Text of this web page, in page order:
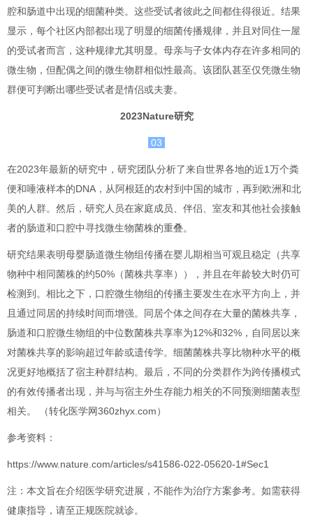
腔和肠道中出现的细菌种类。这些受试者彼此之间都住得很近。结果
显示，每个社区内部都出现了明显的细菌传播规律，并且对同住一屋
的受试者而言，这种规律尤其明显。母亲与子女体内存在许多相同的
微生物，但配偶之间的微生物群相似性最高。该团队甚至仅凭微生物
群便可判断出哪些受试者是情侣或夫妻。
2023Nature研究
03
在2023年最新的研究中，研究团队分析了来自世界各地的近1万个粪
便和唾液样本的DNA，从阿根廷的农村到中国的城市，再到欧洲和北
美的人群。然后，研究人员在家庭成员、伴侣、室友和其他社会接触
者的肠道和口腔中寻找微生物菌株的重叠。
研究结果表明母婴肠道微生物组传播在婴儿期相当可观且稳定（共享
物种中相同菌株的约50%（菌株共享率）），并且在年龄较大时仍可
检测到。相比之下，口腔微生物组的传播主要发生在水平方向上，并
且通过同居的持续时间而增强。同居个体之间存在大量的菌株共享，
肠道和口腔微生物组的中位数菌株共享率为12%和32%，自同居以来
对菌株共享的影响超过年龄或遗传学。细菌菌株共享比物种水平的概
况更好地概括了宿主种群结构。最后，不同的分类群作为跨传播模式
的有效传播者出现，并与与宿主外生存能力相关的不同预测细菌表型
相关。
（转化医学网360zhyx.com）
参考资料：
https://www.nature.com/articles/s41586-022-05620-1#Sec1
注：本文旨在介绍医学研究进展，不能作为治疗方案参考。如需获得
健康指导，请至正规医院就诊。